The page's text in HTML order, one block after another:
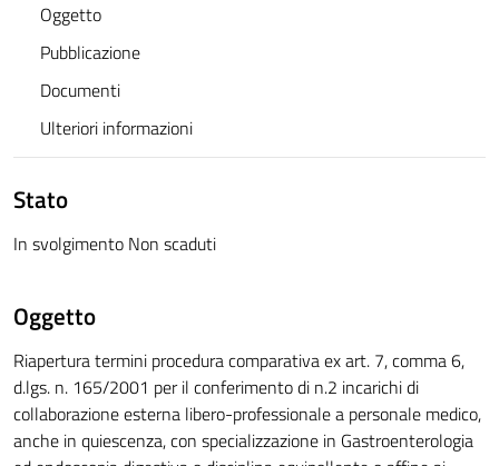
Oggetto
Pubblicazione
Documenti
Ulteriori informazioni
Stato
In svolgimento Non scaduti
Oggetto
Riapertura termini procedura comparativa ex art. 7, comma 6,
d.lgs. n. 165/2001 per il conferimento di n.2 incarichi di
collaborazione esterna libero-professionale a personale medico,
anche in quiescenza, con specializzazione in Gastroenterologia